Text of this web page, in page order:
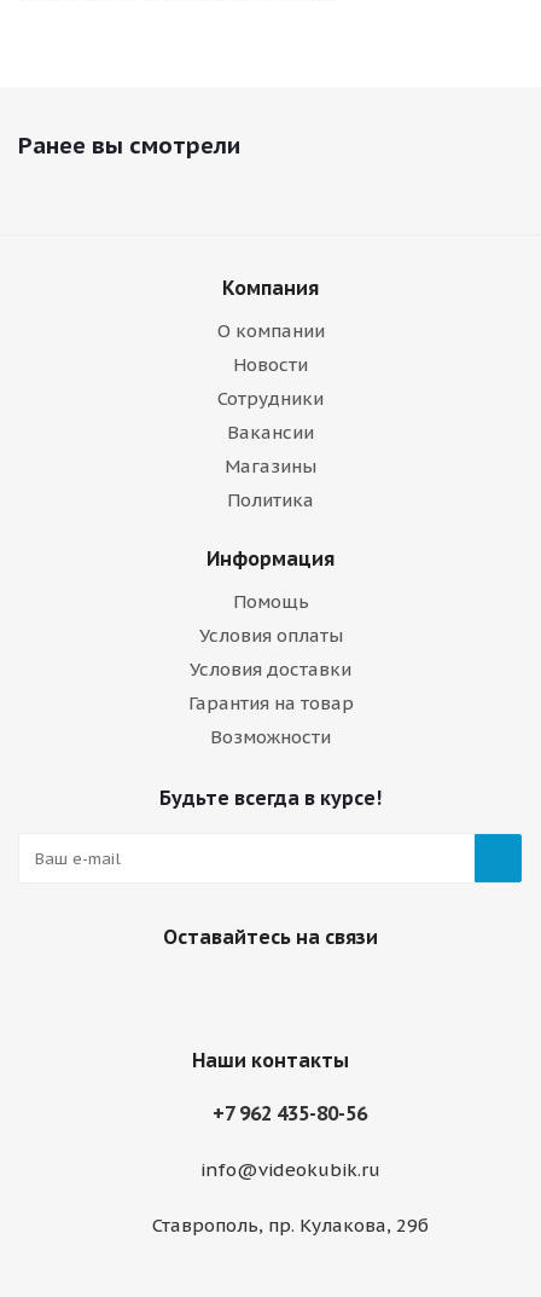
Ранее вы смотрели
Компания
О компании
Новости
Сотрудники
Вакансии
Магазины
Политика
Информация
Помощь
Условия оплаты
Условия доставки
Гарантия на товар
Возможности
Будьте всегда в курсе!
Оставайтесь на связи
Наши контакты
+7 962 435-80-56
info@videokubik.ru
Ставрополь, ​пр. Кулакова, 29б